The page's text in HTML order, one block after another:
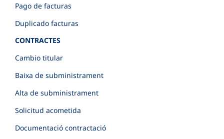
Pago de facturas
Duplicado facturas
CONTRACTES
Cambio titular
Baixa de subministrament
Alta de subministrament
Solicitud acometida
Documentació contractació